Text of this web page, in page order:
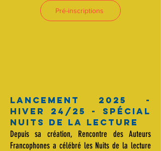
Pré-inscriptions
LANCEMENT 2025 -
HIVER 24/25 - SPÉCIAL
NUITS DE LA LECTURE
Depuis sa création, Rencontre des Auteurs
Francophones a célébré les Nuits de la lecture